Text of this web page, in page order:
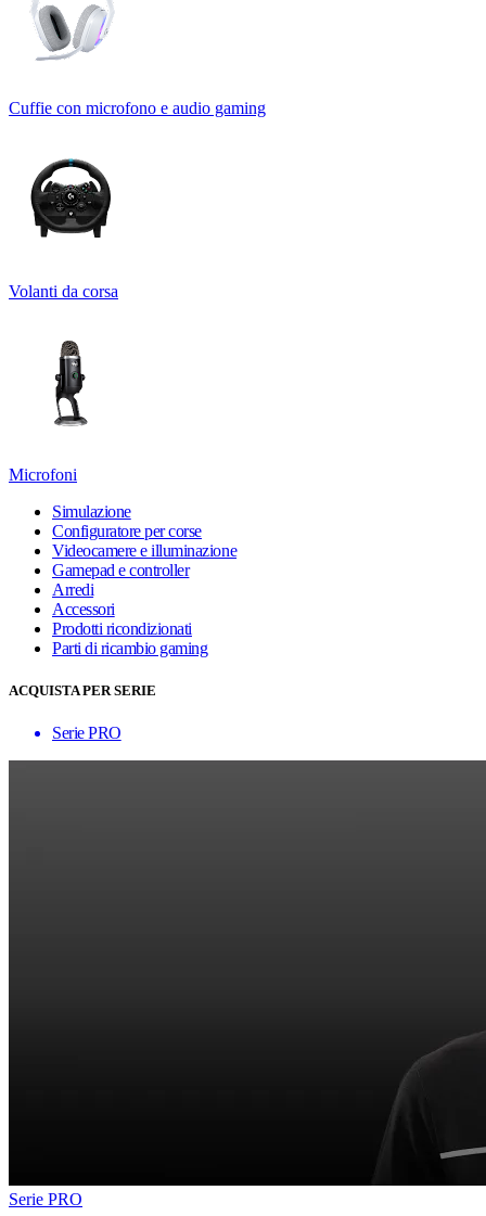
Cuffie con microfono e audio gaming
Volanti da corsa
Microfoni
Simulazione
Configuratore per corse
Videocamere e illuminazione
Gamepad e controller
Arredi
Accessori
Prodotti ricondizionati
Parti di ricambio gaming
ACQUISTA PER SERIE
Serie PRO
Serie PRO